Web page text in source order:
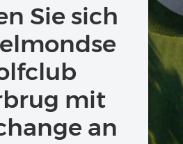
Sie sich
mit
an